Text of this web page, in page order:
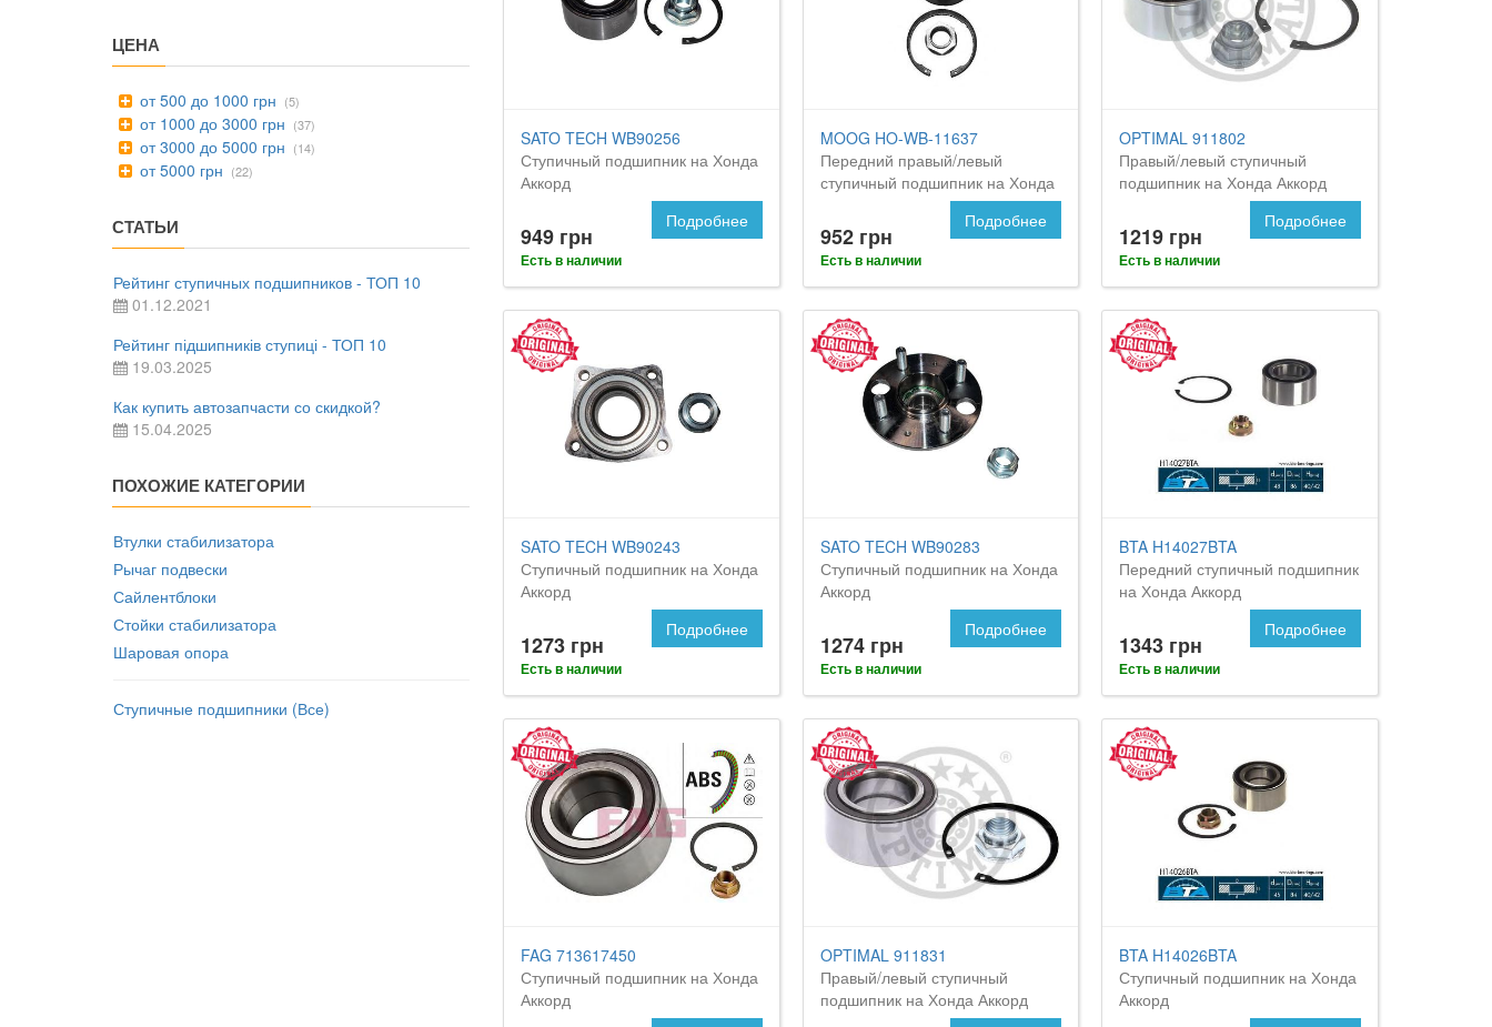
ЦЕНА
от 500 до 1000 грн (5)
от 1000 до 3000 грн (37)
от 3000 до 5000 грн (14)
от 5000 грн (22)
СТАТЬИ
Рейтинг ступичных подшипников - ТОП 10
01.12.2021
Рейтинг підшипників ступиці - ТОП 10
19.03.2025
Как купить автозапчасти со скидкой?
15.04.2025
ПОХОЖИЕ КАТЕГОРИИ
Втулки стабилизатора
Рычаг подвески
Сайлентблоки
Стойки стабилизатора
Шаровая опора
Ступичные подшипники (Все)
SATO TECH WB90256
Ступичный подшипник на Хонда
Аккорд
949 грн
Есть в наличии
Подробнее
MOOG HO-WB-11637
Передний правый/левый
ступичный подшипник на Хонда
952 грн
Есть в наличии
Подробнее
OPTIMAL 911802
Правый/левый ступичный
подшипник на Хонда Аккорд
1219 грн
Есть в наличии
Подробнее
SATO TECH WB90243
Ступичный подшипник на Хонда
Аккорд
1273 грн
Есть в наличии
Подробнее
SATO TECH WB90283
Ступичный подшипник на Хонда
Аккорд
1274 грн
Есть в наличии
Подробнее
BTA H14027BTA
Передний ступичный подшипник
на Хонда Аккорд
1343 грн
Есть в наличии
Подробнее
FAG 713617450
Ступичный подшипник на Хонда
Аккорд
OPTIMAL 911831
Правый/левый ступичный
подшипник на Хонда Аккорд
BTA H14026BTA
Ступичный подшипник на Хонда
Аккорд